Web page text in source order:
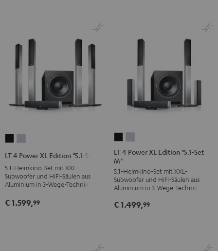
XL
Edition
XL
Edition
Set
LT 4 Power XL Edition "5.1-Set L"
5.1-Heimkino-Set mit XXL-
Subwoofer und HiFi-Säulen aus
Aluminium in 3-Wege-Technik
€ 1.599,99
4
XL
Edition
Set
XL
Edition
Set
LT 4 Power XL Edition "5.1-Set
M"
5.1-Heimkino-Set mit XXL-
Subwoofer und HiFi-Säulen aus
Aluminium in 3-Wege-Technik
€ 1.499,99